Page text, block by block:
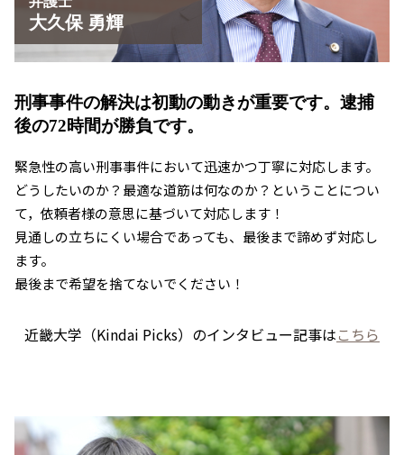
大久保 勇輝
刑事事件の解決は初動の動きが重要です。 逮捕
後の72時間が勝負です。
緊急性の高い刑事事件において迅速かつ丁寧に対応します。
どうしたいのか？最適な道筋は何なのか？ということについ
て，依頼者様の意思に基づいて対応します！
見通しの立ちにくい場合であっても、最後まで諦めず対応し
ます。
最後まで希望を捨てないでください！
近畿大学（Kindai Picks）のインタビュー記事はこちら